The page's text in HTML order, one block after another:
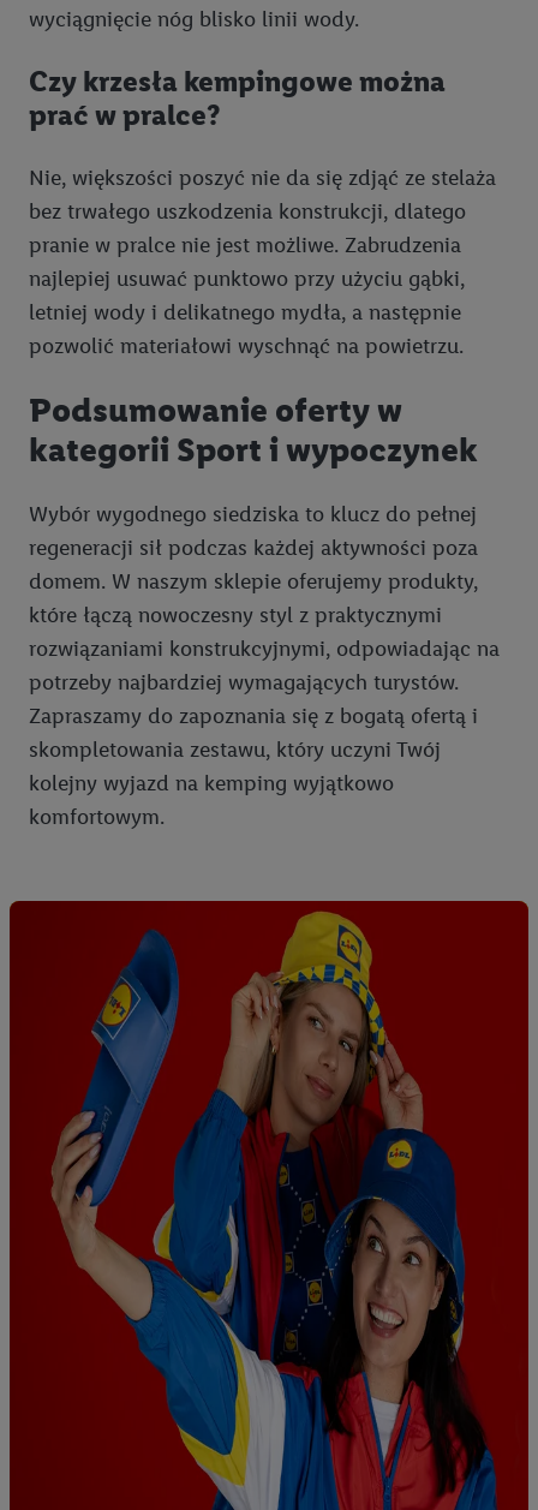
wyciągnięcie nóg blisko linii wody.
Czy krzesła kempingowe można
prać w pralce?
Nie, większości poszyć nie da się zdjąć ze stelaża
bez trwałego uszkodzenia konstrukcji, dlatego
pranie w pralce nie jest możliwe. Zabrudzenia
najlepiej usuwać punktowo przy użyciu gąbki,
letniej wody i delikatnego mydła, a następnie
pozwolić materiałowi wyschnąć na powietrzu.
Podsumowanie oferty w
kategorii Sport i wypoczynek
Wybór wygodnego siedziska to klucz do pełnej
regeneracji sił podczas każdej aktywności poza
domem. W naszym sklepie oferujemy produkty,
które łączą nowoczesny styl z praktycznymi
rozwiązaniami konstrukcyjnymi, odpowiadając na
potrzeby najbardziej wymagających turystów.
Zapraszamy do zapoznania się z bogatą ofertą i
skompletowania zestawu, który uczyni Twój
kolejny wyjazd na kemping wyjątkowo
komfortowym.
skuteczności reklam, wykorzystanie ograniczonych danych do
spersonalizowanych reklam, tworzenie profili na potrzeby
personalizacji reklam, przechowywanie lub dostęp do
informacji na urządzeniu końcowym.
Użycie dokładnych danych geolokalizacyjnych.
Przechowywanie informacji na urządzeniu lub dostęp do
nich. Rozumienie odbiorców dzięki statystyce lub
kombinacji danych z różnych źródeł. Pomiar
efektywności reklam. Wykorzystanie profili do wyboru
spersonalizowanych reklam. Tworzenie profili w celu
spersonalizowanych reklam. Wykorzystywanie
ulepszanie usług.
Lista partnerów (dostawców)